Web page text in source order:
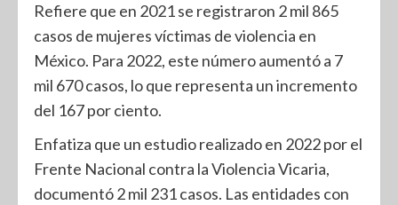
Refiere que en 2021 se registraron 2 mil 865
casos de mujeres víctimas de violencia en
México. Para 2022, este número aumentó a 7
mil 670 casos, lo que representa un incremento
del 167 por ciento.
Enfatiza que un estudio realizado en 2022 por el
Frente Nacional contra la Violencia Vicaria,
documentó 2 mil 231 casos. Las entidades con